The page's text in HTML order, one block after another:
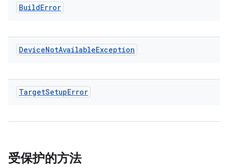
BuildError
DeviceNotAvailableException
TargetSetupError
受保护的方法